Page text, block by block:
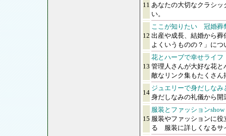
11 あなたの大切なクラシ
い。
12
ここが知りたい 冠婚葬
出産や成長、結婚から
よくいうものの？」に
13
花とハーブで幸せライフ
管理人さんが大好な花
敵なリンク集もたくさん
14
ジュエリーで身だしなみ
身だしなみの礼儀から
15
服装とファッションshow
服装やファッションに
る 服装に詳しくなるサ